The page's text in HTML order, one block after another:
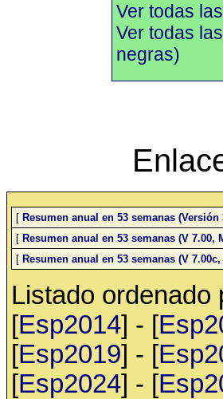
Ver todas
Ver todas
negras)
[ Resumen anual en 53 semanas (Versión
[ Resumen anual en 53 semanas (V 7.00,
[ Resumen anual en 53 semanas (V
Listado ordenado
[Esp2014] - [
[Esp2019] - [
[Esp2024] - [